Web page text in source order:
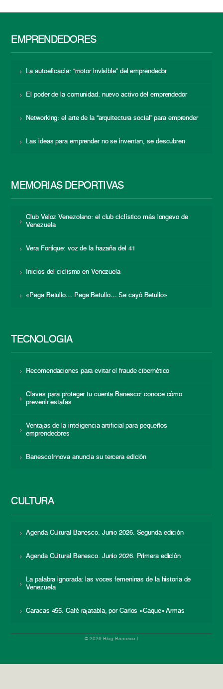
EMPRENDEDORES
La autoeficacia: “motor invisible” del emprendedor
El poder de la comunidad: nuevo activo del emprendedor
Networking: el arte de la “arquitectura social” para emprender
Las ideas para emprender no se inventan, se descubren
MEMORIAS DEPORTIVAS
Club Veloz Venezolano: el club ciclístico más longevo de
Venezuela
Vera Fortique: voz de la hazaña del 41
Inicios del ciclismo en Venezuela
«Pega Betulio… Pega Betulio… Se cayó Betulio»
TECNOLOGÍA
Recomendaciones para evitar el fraude cibernético
Claves para proteger tu cuenta Banesco: conoce cómo
prevenir estafas
Ventajas de la inteligencia artificial para pequeños
emprendedores
BanescoInnova anuncia su tercera edición
CULTURA
Agenda Cultural Banesco. Junio 2026. Segunda edición
Agenda Cultural Banesco. Junio 2026. Primera edición
La palabra ignorada: las voces femeninas de la historia de
Venezuela
Caracas 455: Café rajatabla, por Carlos «Caque» Armas
© 2026 Blog Banesco |